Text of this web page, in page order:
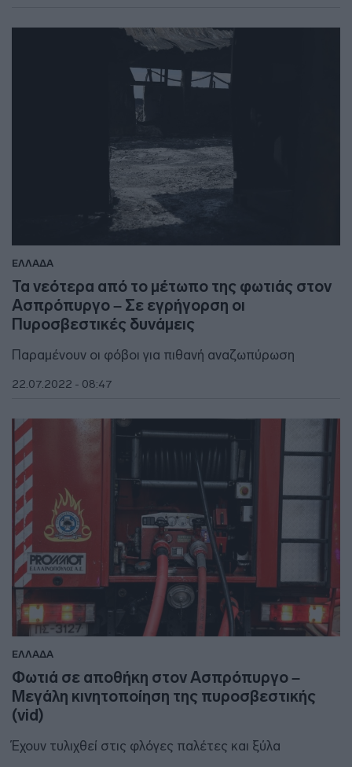
ΕΛΛΑΔΑ
Τα νεότερα από το μέτωπο της φωτιάς στον
Ασπρόπυργο – Σε εγρήγορση οι
Πυροσβεστικές δυνάμεις
Παραμένουν οι φόβοι για πιθανή αναζωπύρωση
22.07.2022 - 08:47
ΕΛΛΑΔΑ
Φωτιά σε αποθήκη στον Ασπρόπυργο –
Μεγάλη κινητοποίηση της πυροσβεστικής
(vid)
Έχουν τυλιχθεί στις φλόγες παλέτες και ξύλα